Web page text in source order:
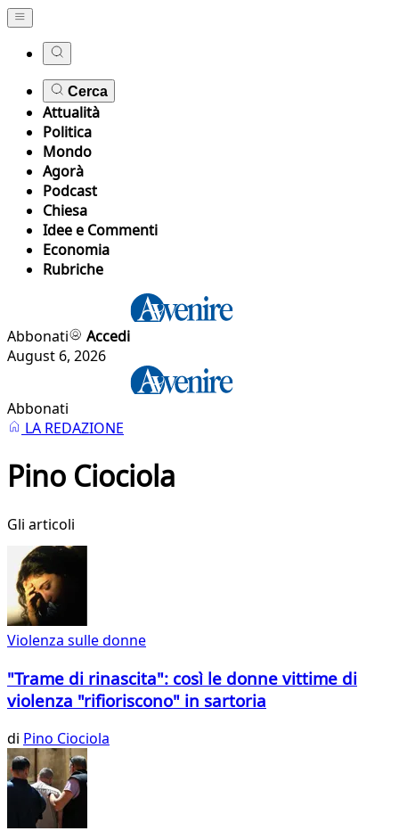
Cerca
Attualità
Politica
Mondo
Agorà
Podcast
Chiesa
Idee e Commenti
Economia
Rubriche
Abbonati
Accedi
August 6, 2026
Abbonati
LA REDAZIONE
Pino Ciociola
Gli articoli
Violenza sulle donne
"Trame di rinascita": così le donne vittime di
violenza "rifioriscono" in sartoria
di Pino Ciociola